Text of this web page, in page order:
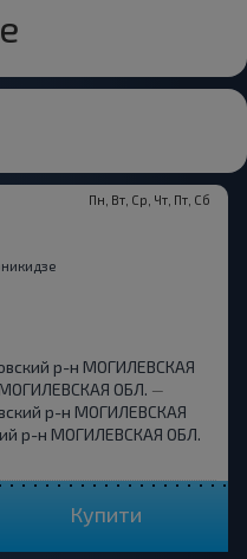
Пн, Вт, Ср, Чт, Пт, Сб
р-н МОГИЛЕВСКАЯ
ОБЛ. —
р-н МОГИЛЕВСКАЯ
р-н МОГИЛЕВСКАЯ ОБЛ.
Купити